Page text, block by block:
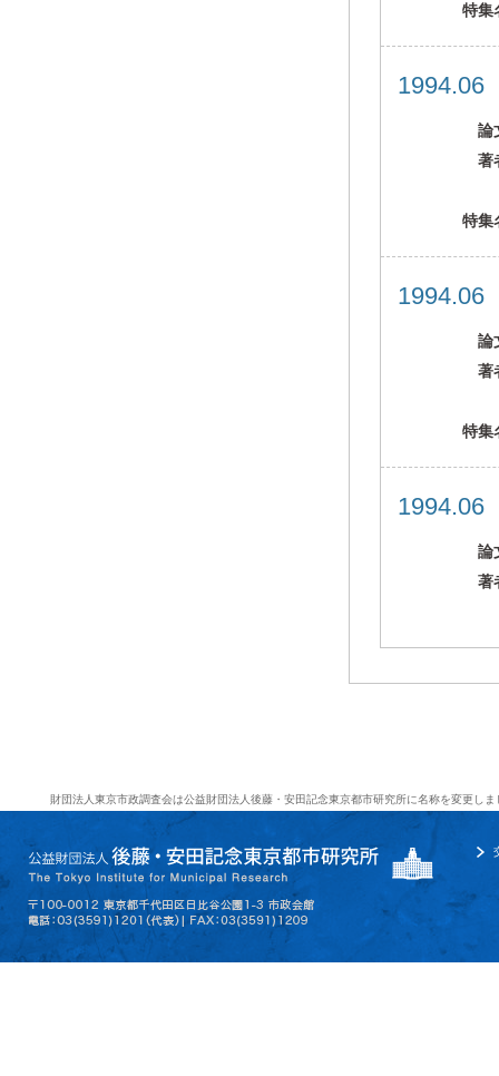
特集
論
著
特集
論
著
特集
論
著
財団法人東京市政調査会は公益財団法人後藤・安田記念東京都市研究所に名称を変更しま